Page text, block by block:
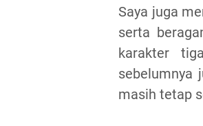
Saya juga
serta
karakter
sebelumnya
masih tetap